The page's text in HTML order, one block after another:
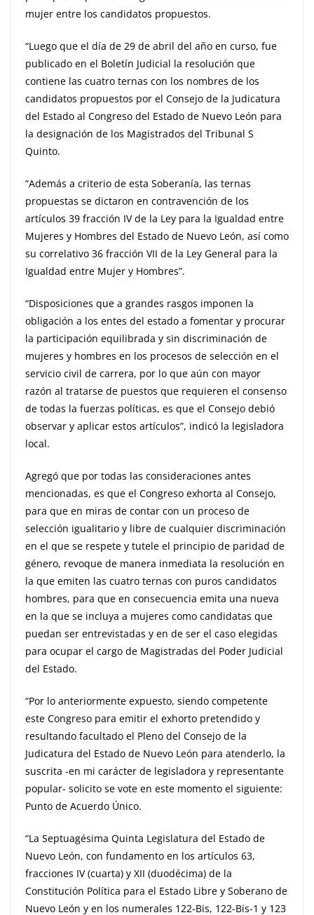
mujer entre los candidatos propuestos.
“Luego que el día de 29 de abril del año en curso, fue
publicado en el Boletín Judicial la resolución que
contiene las cuatro ternas con los nombres de los
candidatos propuestos por el Consejo de la Judicatura
del Estado al Congreso del Estado de Nuevo León para
la designación de los Magistrados del Tribunal S
Quinto.
“Además a criterio de esta Soberanía, las ternas
propuestas se dictaron en contravención de los
artículos 39 fracción IV de la Ley para la Igualdad entre
Mujeres y Hombres del Estado de Nuevo León, así como
su correlativo 36 fracción VII de la Ley General para la
Igualdad entre Mujer y Hombres”.
“Disposiciones que a grandes rasgos imponen la
obligación a los entes del estado a fomentar y procurar
la participación equilibrada y sin discriminación de
mujeres y hombres en los procesos de selección en el
servicio civil de carrera, por lo que aún con mayor
razón al tratarse de puestos que requieren el consenso
de todas la fuerzas políticas, es que el Consejo debió
observar y aplicar estos artículos”, indicó la legisladora
local.
Agregó que por todas las consideraciones antes
mencionadas, es que el Congreso exhorta al Consejo,
para que en miras de contar con un proceso de
selección igualitario y libre de cualquier discriminación
en el que se respete y tutele el principio de paridad de
género, revoque de manera inmediata la resolución en
la que emiten las cuatro ternas con puros candidatos
hombres, para que en consecuencia emita una nueva
en la que se incluya a mujeres como candidatas que
puedan ser entrevistadas y en de ser el caso elegidas
para ocupar el cargo de Magistradas del Poder Judicial
del Estado.
“Por lo anteriormente expuesto, siendo competente
este Congreso para emitir el exhorto pretendido y
resultando facultado el Pleno del Consejo de la
Judicatura del Estado de Nuevo León para atenderlo, la
suscrita -en mi carácter de legisladora y representante
popular- solicito se vote en este momento el siguiente:
Punto de Acuerdo Único.
“La Septuagésima Quinta Legislatura del Estado de
Nuevo León, con fundamento en los artículos 63,
fracciones IV (cuarta) y XII (duodécima) de la
Constitución Política para el Estado Libre y Soberano de
Nuevo León y en los numerales 122-Bis, 122-Bis-1 y 123